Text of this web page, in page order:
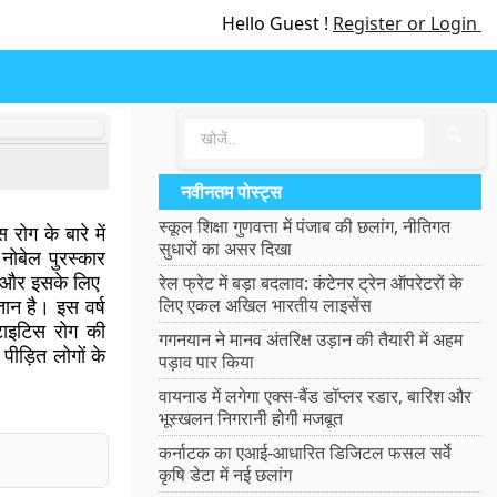
Hello Guest ! Register or Login
रोग के बारे में
पुरस्कार
और इसके लिए
है। इस वर्ष
रोग की
लोगों के
नवीनतम पोस्ट्स
स्कूल शिक्षा गुणवत्ता में पंजाब की छलांग, नीतिगत
सुधारों का असर दिखा
रेल फ्रेट में बड़ा बदलाव: कंटेनर ट्रेन ऑपरेटरों के
लिए एकल अखिल भारतीय लाइसेंस
गगनयान ने मानव अंतरिक्ष उड़ान की तैयारी में अहम
पड़ाव पार किया
वायनाड में लगेगा एक्स-बैंड डॉप्लर रडार, बारिश और
भूस्खलन निगरानी होगी मजबूत
कर्नाटक का एआई-आधारित डिजिटल फसल सर्वे
कृषि डेटा में नई छलांग